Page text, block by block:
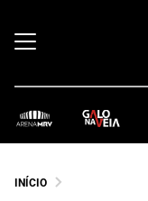
INÍCIO